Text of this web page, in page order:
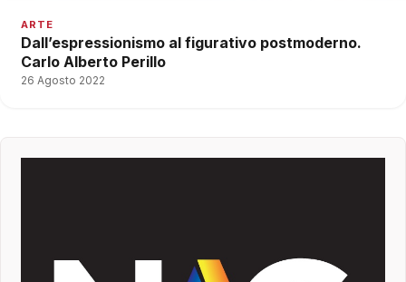
ARTE
Dall’espressionismo al figurativo postmoderno.
Carlo Alberto Perillo
26 Agosto 2022